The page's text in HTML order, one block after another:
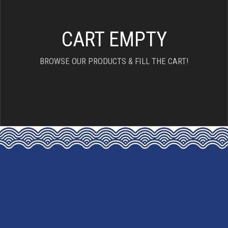
CART EMPTY
BROWSE OUR PRODUCTS & FILL THE CART!